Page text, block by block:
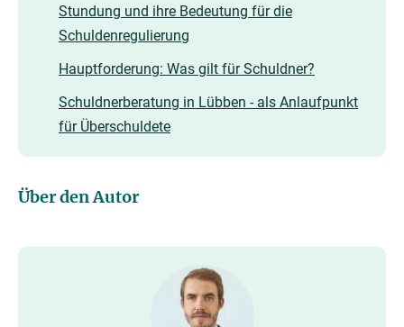
Stundung und ihre Bedeutung für die
Schuldenregulierung
Hauptforderung: Was gilt für Schuldner?
Schuldnerberatung in Lübben - als Anlaufpunkt
für Überschuldete
Über den Autor